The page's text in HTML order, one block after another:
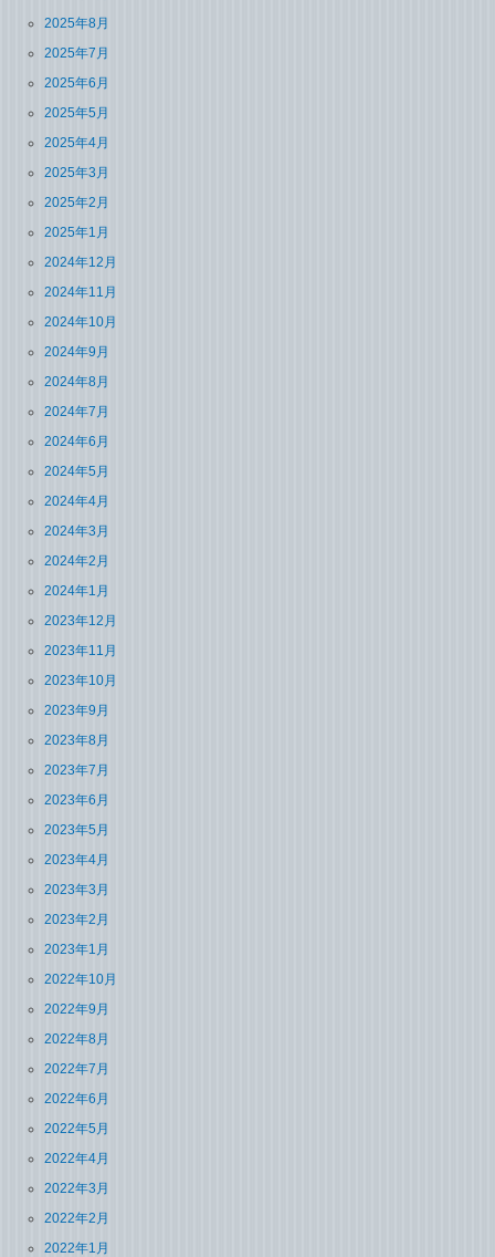
2025年8月
2025年7月
2025年6月
2025年5月
2025年4月
2025年3月
2025年2月
2025年1月
2024年12月
2024年11月
2024年10月
2024年9月
2024年8月
2024年7月
2024年6月
2024年5月
2024年4月
2024年3月
2024年2月
2024年1月
2023年12月
2023年11月
2023年10月
2023年9月
2023年8月
2023年7月
2023年6月
2023年5月
2023年4月
2023年3月
2023年2月
2023年1月
2022年10月
2022年9月
2022年8月
2022年7月
2022年6月
2022年5月
2022年4月
2022年3月
2022年2月
2022年1月